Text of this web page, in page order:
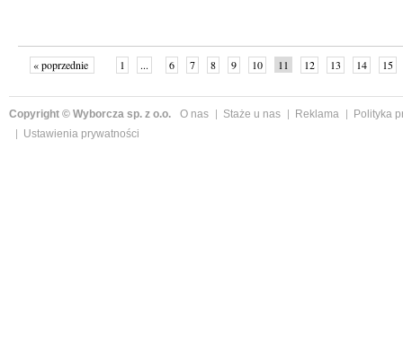
« poprzednie 1 ... 6 7 8 9 10 11 12 13 14 15
Copyright © Wyborcza sp. z o.o. O nas Staże u nas Reklama
Polityka
Ustawienia prywatności